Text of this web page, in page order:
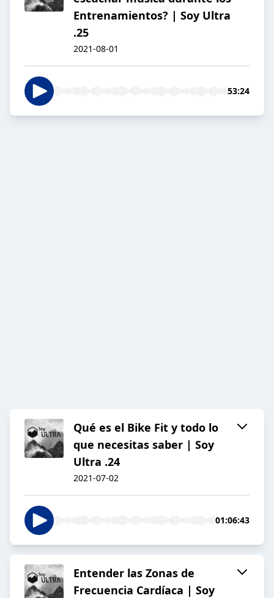
Entrenamientos? | Soy Ultra
.25
2021-08-01
53:24
Qué es el Bike Fit y todo lo
que necesitas saber | Soy
Ultra .24
2021-07-02
01:06:43
Entender las Zonas de
Frecuencia Cardíaca | Soy